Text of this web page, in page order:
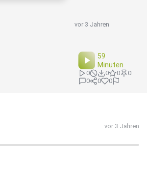
vor 3 Jahren
59
Minuten
0 0 0
0
0
0 0
vor 3 Jahren